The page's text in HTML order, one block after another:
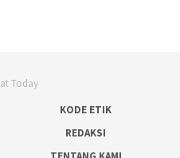
KODE ETIK
REDAKSI